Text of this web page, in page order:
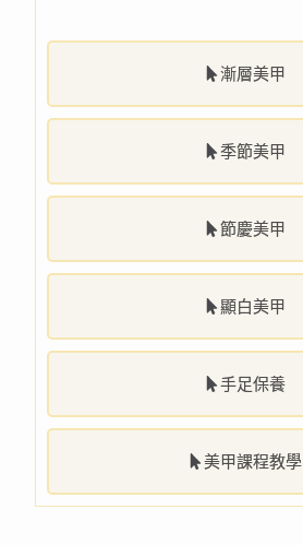
漸層美甲
季節美甲
節慶美甲
顯白美甲
手足保養
美甲課程教學